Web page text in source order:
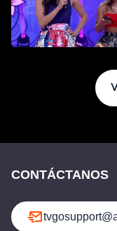
CONTÁCTANOS